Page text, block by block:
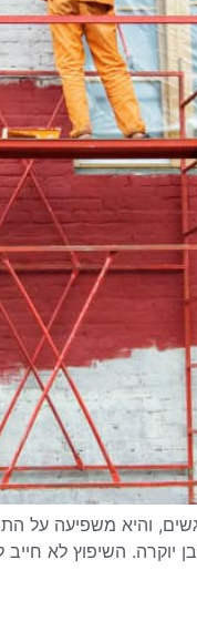
והיא משפיעה על
יוקרה. השיפוץ לא